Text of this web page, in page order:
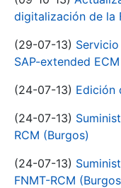
digitalización de la
(29-07-13)
SAP-extended
(24-07-13) Edición
(24-07-13)
RCM (Burgos)
(24-07-13)
FNMT-RCM